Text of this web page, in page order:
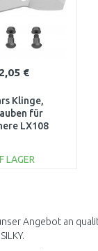
€
Klinge,
für
LX108
LAGER
Angebot an